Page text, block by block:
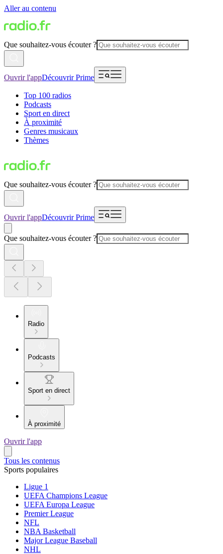
Aller au contenu
Que souhaitez-vous écouter ?
Ouvrir l'appDécouvrir Prime
Top 100 radios
Podcasts
Sport en direct
À proximité
Genres musicaux
Thèmes
Que souhaitez-vous écouter ?
Ouvrir l'appDécouvrir Prime
Que souhaitez-vous écouter ?
Radio
Podcasts
Sport en direct
À proximité
Ouvrir l'app
Tous les contenus
Sports populaires
Ligue 1
UEFA Champions League
UEFA Europa League
Premier League
NFL
NBA Basketball
Major League Baseball
NHL